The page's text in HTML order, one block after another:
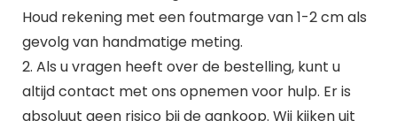
Houd rekening met een foutmarge van 1-2 cm als
gevolg van handmatige meting.
2. Als u vragen heeft over de bestelling, kunt u
altijd contact met ons opnemen voor hulp. Er is
absoluut geen risico bij de aankoop. Wij kijken uit